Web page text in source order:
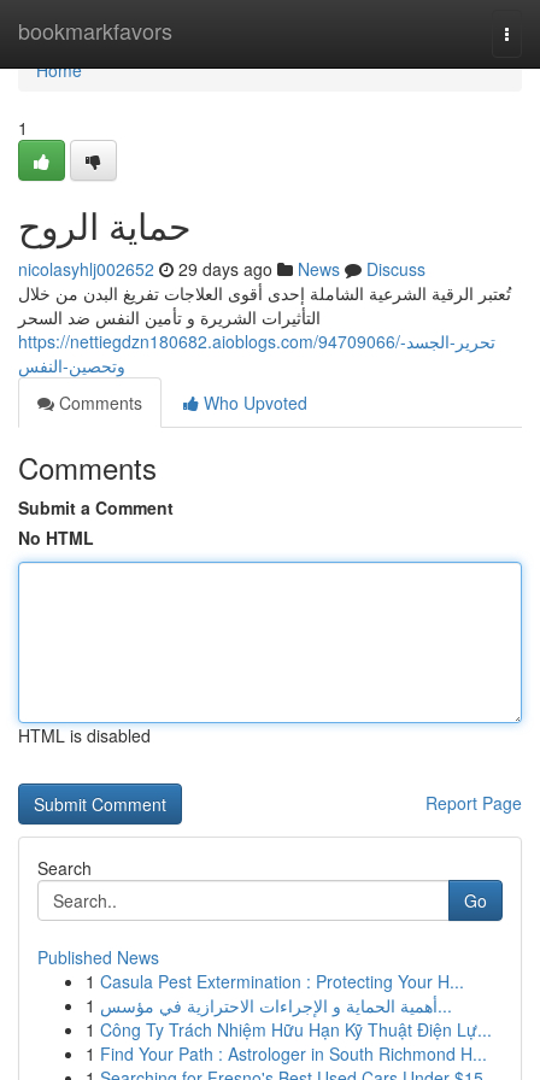
bookmarkfavors
Home
Home
1
حماية الروح
nicolasyhlj002652 29 days ago News
Discuss
تُعتبر الرقية الشرعية الشاملة إحدى أقوى العلاجات تفريغ البدن من خلال
التأثيرات الشريرة و تأمين النفس ضد السحر
https://nettiegdzn180682.aioblogs.com/94709066/تحرير-الجسد-
وتحصين-النفس
Comments
Who Upvoted
Comments
Submit a Comment
No HTML
HTML is disabled
Report Page
Search
Go
Published News
1 Casula Pest Extermination : Protecting Your H...
1
أهمية الحماية و الإجراءات الاحترازية في مؤسس...
1 Công Ty Trách Nhiệm Hữu Hạn Kỹ Thuật Điện Lự...
1 Find Your Path : Astrologer in South Richmond H...